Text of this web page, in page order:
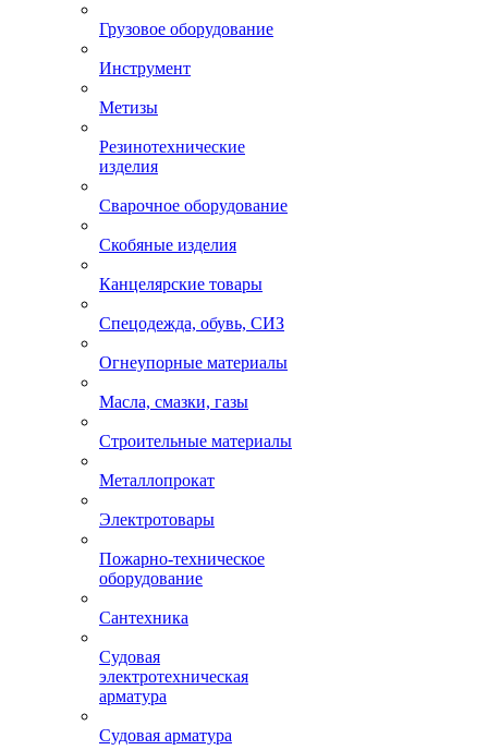
Грузовое оборудование
Инструмент
Метизы
Резинотехнические
изделия
Сварочное оборудование
Скобяные изделия
Канцелярские товары
Спецодежда, обувь, СИЗ
Огнеупорные материалы
Масла, смазки, газы
Строительные материалы
Металлопрокат
Электротовары
Пожарно-техническое
оборудование
Сантехника
Судовая
электротехническая
арматура
Судовая арматура